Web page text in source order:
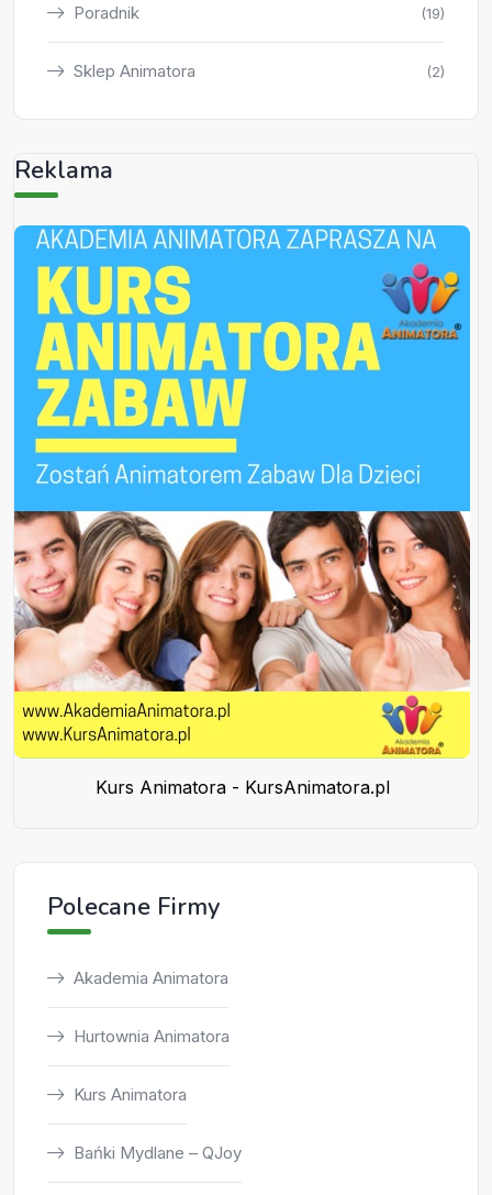
Poradnik (19)
Sklep Animatora (2)
Reklama
Kurs Animatora - KursAnimatora.pl
Polecane Firmy
Akademia Animatora
Hurtownia Animatora
Kurs Animatora
Bańki Mydlane – QJoy